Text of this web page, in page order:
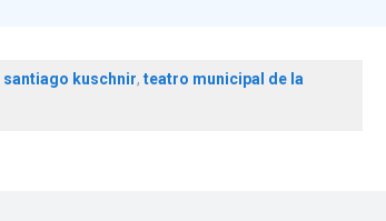
santiago kuschnir, teatro municipal de la